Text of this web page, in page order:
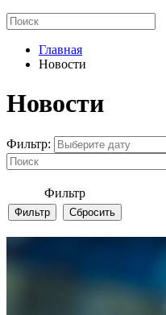
Главная
Новости
Новости
Фильтр:
Фильтр